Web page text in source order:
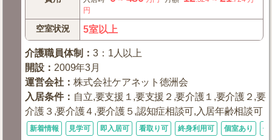
円
空室状況 5室以上
介護職員体制 ：3：1人以上
開設 ： 2009年3月
運営会社 ：株式会社ケアネット徳洲会
入居条件： 自立,要支援１,要支援２,要介護１,要介護２,要
介護３,要介護４,要介護５,認知症相談可,入居年齢相談可
新着情報 見学可 即入居可 看取り可 終身利用可 個室あり 体